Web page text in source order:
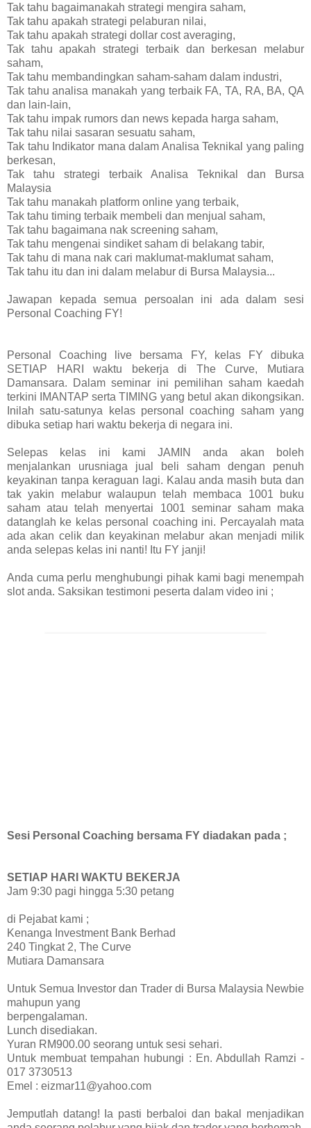
Tak tahu bagaimanakah strategi mengira saham,
Tak tahu apakah strategi pelaburan nilai,
Tak tahu apakah strategi dollar cost averaging,
Tak tahu apakah strategi terbaik dan berkesan melabur
saham,
Tak tahu membandingkan saham-saham dalam industri,
Tak tahu analisa manakah yang terbaik FA, TA, RA, BA, QA
dan lain-lain,
Tak tahu impak rumors dan news kepada harga saham,
Tak tahu nilai sasaran sesuatu saham,
Tak tahu Indikator mana dalam Analisa Teknikal yang paling
berkesan,
Tak tahu strategi terbaik Analisa Teknikal dan Bursa
Malaysia
Tak tahu manakah platform online yang terbaik,
Tak tahu timing terbaik membeli dan menjual saham,
Tak tahu bagaimana nak screening saham,
Tak tahu mengenai sindiket saham di belakang tabir,
Tak tahu di mana nak cari maklumat-maklumat saham,
Tak tahu itu dan ini dalam melabur di Bursa Malaysia...
Jawapan kepada semua persoalan ini ada dalam sesi
Personal Coaching FY!
Personal Coaching live bersama FY, kelas FY dibuka
SETIAP HARI waktu bekerja di The Curve, Mutiara
Damansara. Dalam seminar ini pemilihan saham kaedah
terkini IMANTAP serta TIMING yang betul akan dikongsikan.
Inilah satu-satunya kelas personal coaching saham yang
dibuka setiap hari waktu bekerja di negara ini.
Selepas kelas ini kami JAMIN anda akan boleh
menjalankan urusniaga jual beli saham dengan penuh
keyakinan tanpa keraguan lagi. Kalau anda masih buta dan
tak yakin melabur walaupun telah membaca 1001 buku
saham atau telah menyertai 1001 seminar saham maka
datanglah ke kelas personal coaching ini. Percayalah mata
ada akan celik dan keyakinan melabur akan menjadi milik
anda selepas kelas ini nanti! Itu FY janji!
Anda cuma perlu menghubungi pihak kami bagi menempah
slot anda. Saksikan testimoni peserta dalam video ini ;
Sesi Personal Coaching bersama FY diadakan pada ;
SETIAP HARI WAKTU BEKERJA
Jam 9:30 pagi hingga 5:30 petang
di Pejabat kami ;
Kenanga Investment Bank Berhad
240 Tingkat 2, The Curve
Mutiara Damansara
Untuk Semua Investor dan Trader di Bursa Malaysia Newbie
mahupun yang
berpengalaman.
Lunch disediakan.
Yuran RM900.00 seorang untuk sesi sehari.
Untuk membuat tempahan hubungi : En. Abdullah Ramzi -
017 3730513
Emel : eizmar11@yahoo.com
Jemputlah datang! Ia pasti berbaloi dan bakal menjadikan